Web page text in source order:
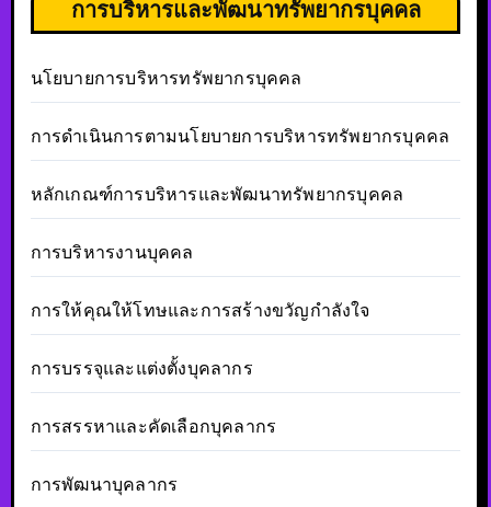
การบริหารและพัฒนาทรัพยากรบุคคล
นโยบายการบริหารทรัพยากรบุคคล
การดำเนินการตามนโยบายการบริหารทรัพยากรบุคคล
หลักเกณฑ์การบริหารและพัฒนาทรัพยากรบุคคล
การบริหารงานบุคคล
การให้คุณให้โทษและการสร้างขวัญกำลังใจ
การบรรจุและแต่งตั้งบุคลากร
การสรรหาและคัดเลือกบุคลากร
การพัฒนาบุคลากร